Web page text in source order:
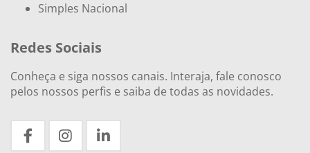
Simples Nacional
Redes Sociais
Conheça e siga nossos canais. Interaja, fale conosco
pelos nossos perfis e saiba de todas as novidades.